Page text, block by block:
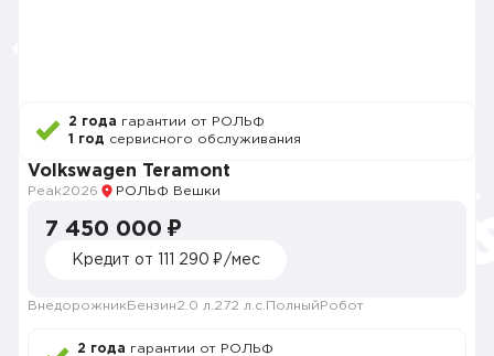
2 года гарантии от РОЛЬФ
1 год сервисного обслуживания
Volkswagen Teramont
Peak2026 РОЛЬФ Вешки
7 450 000 ₽
Кредит от 111 290 ₽/мес
Внедорожник Бензин2.0 л. 272 л.с. Полный Робот
2 года гарантии от РОЛЬФ